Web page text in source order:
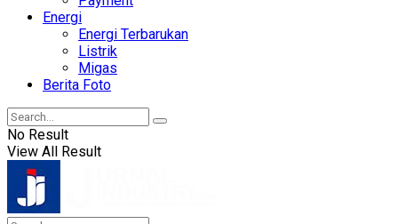
Energi
Energi Terbarukan
Listrik
Migas
Berita Foto
No Result
View All Result